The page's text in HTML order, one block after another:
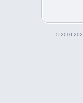
© 2010-